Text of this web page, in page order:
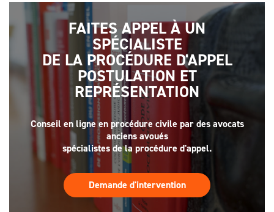
FAITES APPEL À UN
SPÉCIALISTE
DE LA PROCÉDURE D'APPEL
POSTULATION ET
REPRÉSENTATION
Conseil en ligne en procédure civile par des avocats
anciens avoués
spécialistes de la procédure d'appel.
Demande d'intervention